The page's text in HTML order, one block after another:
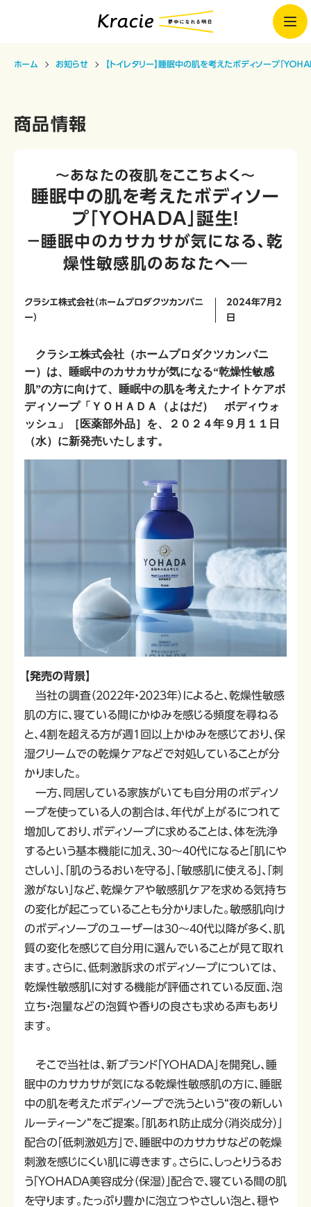
ホーム お知らせ 【トイレタリー】睡眠中の肌を考えたボディソープ「Ｙ
商品情報
～あなたの夜肌をここちよく～
睡眠中の肌を考えたボディソー
プ「ＹＯＨＡＤＡ」誕生！
－睡眠中のカサカサが気になる、乾
燥性敏感肌のあなたへ―
クラシエ株式会社（ホームプロダクツカンパニ
ー）
2024年7月2
日
クラシエ株式会社（ホームプロダクツカンパニ
ー）は、睡眠中のカサカサが気になる“乾燥性敏感
肌”の方に向けて、睡眠中の肌を考えたナイトケアボ
ディソープ「ＹＯＨＡＤＡ（よはだ） ボディウォ
ッシュ」［医薬部外品］を、２０２４年９月１１日
（水）に新発売いたします。
【発売の背景】
当社の調査（２０２２年・２０２３年）によると、乾燥性敏感
肌の方に、寝ている間にかゆみを感じる頻度を尋ねる
と、４割を超える方が週１回以上かゆみを感じており、保
湿クリームでの乾燥ケアなどで対処していることが分
かりました。
一方、同居している家族がいても自分用のボディソ
ープを使っている人の割合は、年代が上がるにつれて
増加しており、ボディソープに求めることは、体を洗浄
するという基本機能に加え、３０～４０代になると「肌にや
さしい」、「肌のうるおいを守る」、「敏感肌に使える」、「刺
激がない」など、乾燥ケアや敏感肌ケアを求める気持ち
の変化が起こっていることも分かりました。敏感肌向け
のボディソープのユーザーは３０～４０代以降が多く、肌
質の変化を感じて自分用に選んでいることが見て取れ
ます。さらに、低刺激訴求のボディソープについては、
乾燥性敏感肌に対する機能が評価されている反面、泡
立ち・泡量などの泡質や香りの良さも求める声もあり
ます。
そこで当社は、新ブランド「ＹＯＨＡＤＡ」を開発し、睡
眠中のカサカサが気になる乾燥性敏感肌の方に、睡眠
中の肌を考えたボディソープで洗うという“夜の新しい
ルーティーン”をご提案。「肌あれ防止成分（消炎成分）」
配合の「低刺激処方」で、睡眠中のカサカサなどの乾燥
刺激を感じにくい肌に導きます。さらに、しっとりうるお
う「ＹＯＨＡＤＡ美容成分（保湿）」配合で、寝ている間の肌
を守ります。たっぷり豊かに泡立つやさしい泡と、穏や